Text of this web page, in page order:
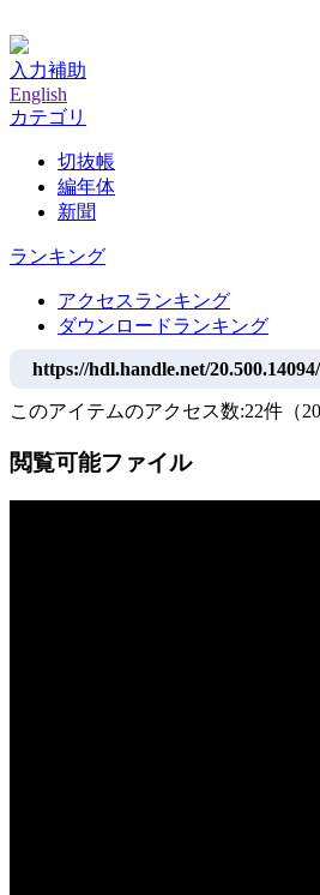
入力補助
English
カテゴリ
切抜帳
編年体
新聞
ランキング
アクセスランキング
ダウンロードランキング
https://hdl.handle.net/
このアイテムのアクセス数:22件 （
閲覧可能ファイル